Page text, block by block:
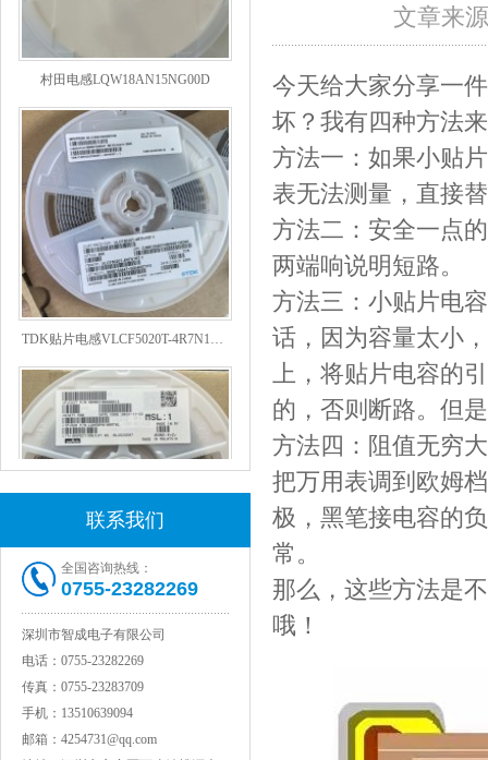
村田电感LQW15AN47NG80D
联系我们
全国咨询热线：
0755-23282269
深圳市智成电子有限公司
电话： 0755-23282269
传真： 0755-23283709
手机： 13510639094
邮箱： 4254731@qq.com
文章来
今天给大家分享一
坏？我有四种方法
方法一：如果小贴
表无法测量，直接
方法二：安全一点
两端响说明短路。
方法三：小贴片电
话，因为容量太小
上，将贴片电容的
的，否则断路。但
方法四：阻值无穷
把万用表调到欧姆
极，黑笔接电容的
常。
那么，这些方法是
哦！